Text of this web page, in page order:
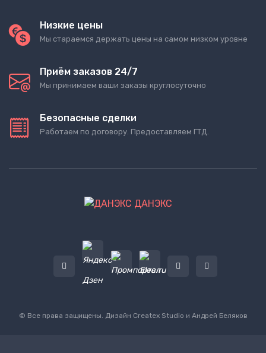
Низкие цены
Мы стараемся держать цены на самом низком уровне
Приём заказов 24/7
Мы принимаем ваши заказы круглосуточно
Безопасные сделки
Работаем по договору. Предоставляем ГТД.
ДАНЭКС
© Все права защищены. Дизайн Createx Studio и Андрей Беляков